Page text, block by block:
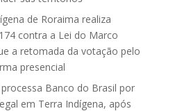
de Roraima realiza
contra a Lei do Marco
a retomada da votação pelo
presencial
processa Banco do Brasil por
em Terra Indígena, após